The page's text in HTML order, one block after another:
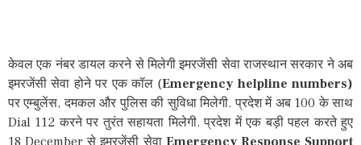
केवल एक नंबर डायल करने से मिलेगी इमरजेंसी सेवा राजस्थान सरकार ने अब
इमरजेंसी सेवा होने पर एक कॉल (Emergency helpline numbers)
पर एम्बुलेंस, दमकल और पुलिस की सुविधा मिलेगी. प्रदेश में अब 100 के साथ
Dial 112 करने पर तुरंत सहायता मिलेगी. प्रदेश में एक बड़ी पहल करते हुए
18 December से इमरजेंसी सेवाEmergency Response Support